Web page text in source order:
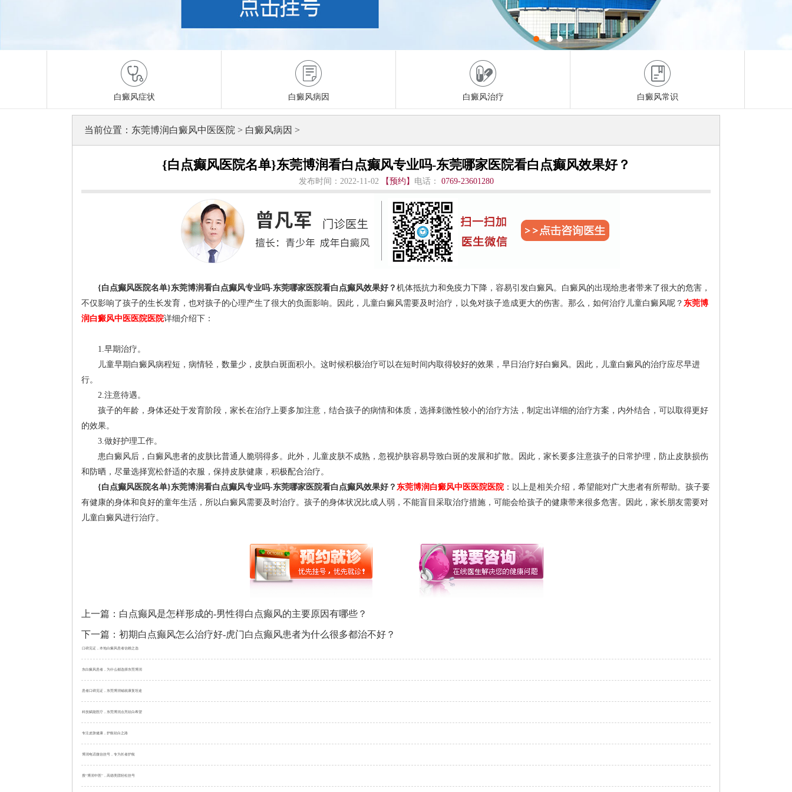
白癜风症状 白癜风病因 白癜风治疗 白癜风常识
当前位置： 东莞博润白癜风中医医院 > 白癜风病因 >
{白点癫风医院名单}东莞博润看白点癫风专业吗-东莞哪家医院看白点癫风效果好？
发布时间：2022-11-02 【预约】 电话： 0769-23601280
{白点癫风医院名单}东莞博润看白点癫风专业吗-东莞哪家医院看白点癫风效果好？ 机体抵抗力和免疫力下降，容易引发白癜风。白癜风的出现给患者带来了很大的危害，
不仅影响了孩子的生长发育，也对孩子的心理产生了很大的负面影响。因此，儿童白癜风需要及时治疗，以免对孩子造成更大的伤害。那么，如何治疗儿童白癜风呢？ 东莞博
润白癜风中医医院医院详细介绍下：
1.早期治疗。
儿童早期白癜风病程短，病情轻，数量少，皮肤白斑面积小。这时候积极治疗可以在短时间内取得较好的效果，早日治疗好白癜风。因此，儿童白癜风的治疗应尽早进
行。
2.注意待遇。
孩子的年龄，身体还处于发育阶段，家长在治疗上要多加注意，结合孩子的病情和体质，选择刺激性较小的治疗方法，制定出详细的治疗方案，内外结合，可以取得更好
的效果。
3.做好护理工作。
患白癜风后，白癜风患者的皮肤比普通人脆弱得多。此外，儿童皮肤不成熟，忽视护肤容易导致白斑的发展和扩散。因此，家长要多注意孩子的日常护理，防止皮肤损伤
和防晒，尽量选择宽松舒适的衣服，保持皮肤健康，积极配合治疗。
{白点癫风医院名单}东莞博润看白点癫风专业吗-东莞哪家医院看白点癫风效果好？ 东莞博润白癜风中医医院医院：以上是相关介绍，希望能对广大患者有所帮助。孩子要
有健康的身体和良好的童年生活，所以白癜风需要及时治疗。孩子的身体状况比成人弱，不能盲目采取治疗措施，可能会给孩子的健康带来很多危害。因此，家长朋友需要对
儿童白癜风进行治疗。
上一篇： 白点癫风是怎样形成的-男性得白点癫风的主要原因有哪些？
下一篇： 初期白点癫风怎么治疗好-虎门白点癫风患者为什么很多都治不好？
口碑见证，本地白癜风患者信赖之选
东白癜风患者，为什么都选择东莞博润
患者口碑见证，东莞博润铺就康复坦途
科技赋能医疗，东莞博润点亮祛白希望
专注皮肤健康，护航祛白之路
博润电话微信挂号，专为长者护航
搜“博润中医”，高德美团轻松挂号